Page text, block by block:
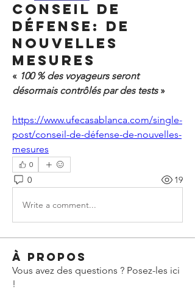
Conseil de
défense: de
nouvelles
mesures
« 100 % des voyageurs seront
désormais contrôlés par des tests »
https://www.ufecasablanca.com/single-
post/conseil-de-défense-de-nouvelles-
mesures
0
0 19
Write a comment...
À propos
Vous avez des questions ? Posez-les ici
!